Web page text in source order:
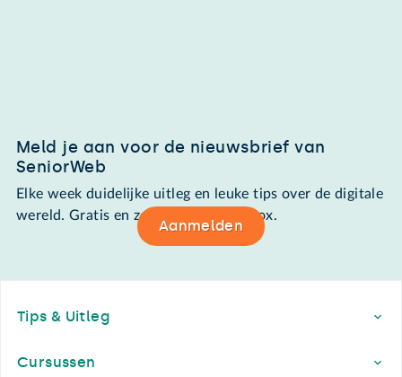
Meld je aan voor de nieuwsbrief van
SeniorWeb
Elke week duidelijke uitleg en leuke tips over de digitale
wereld. Gratis en zomaar in de mailbox.
Aanmelden
Tips & Uitleg
Cursussen